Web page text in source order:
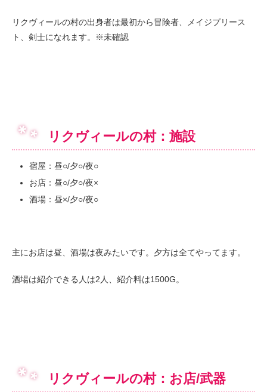
リクヴィールの村の出身者は最初から冒険者、メイジプリース
ト、剣士になれます。※未確認
リクヴィールの村：施設
宿屋：昼○/夕○/夜○
お店：昼○/夕○/夜×
酒場：昼×/夕○/夜○
主にお店は昼、酒場は夜みたいです。夕方は全てやってます。
酒場は紹介できる人は2人、紹介料は1500G。
リクヴィールの村：お店/武器